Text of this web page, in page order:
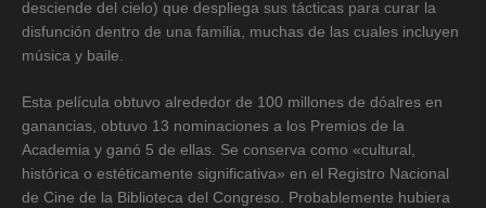
desciende del cielo) que despliega sus tácticas para curar la
disfunción dentro de una familia, muchas de las cuales incluyen
música y baile.
Esta película obtuvo alrededor de 100 millones de dóalres en
ganancias, obtuvo 13 nominaciones a los Premios de la
Academia y ganó 5 de ellas. Se conserva como «cultural,
histórica o estéticamente significativa» en el Registro Nacional
de Cine de la Biblioteca del Congreso. Probablemente hubiera